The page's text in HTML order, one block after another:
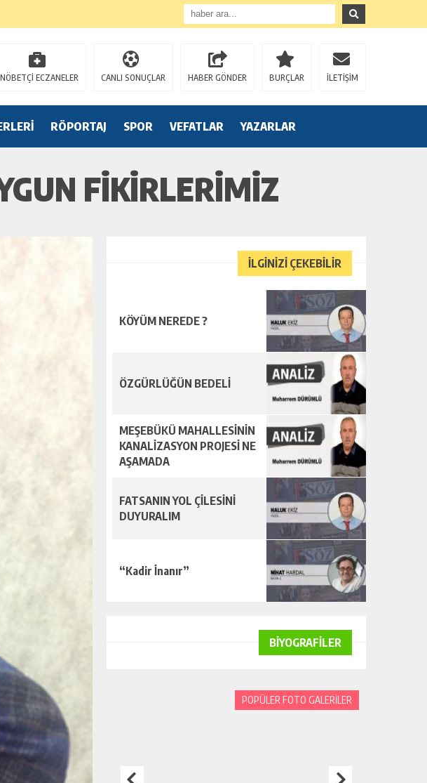
NÖBETÇİ ECZANELER CANLI SONUÇLAR HABER GÖNDER BURÇLAR İLETİŞİM
RÖPORTAJ SPOR VEFATLAR YAZARLAR
FIKIRLERIMIZ
İLGİNİZİ ÇEKEBİLİR
KÖYÜM NEREDE ?
ÖZGÜRLÜĞÜN BEDELİ
MEŞEBÜKÜ MAHALLESİNİN
KANALİZASYON PROJESİ NE
AŞAMADA
FATSANIN YOL ÇİLESİNİ
DUYURALIM
“Kadir İnanır”
BİYOGRAFİLER
POPÜLER FOTO GALERİLER